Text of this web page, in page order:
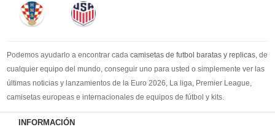
Podemos ayudarlo a encontrar cada camisetas de futbol baratas y replicas, de
cualquier equipo del mundo, conseguir uno para usted o simplemente ver las
últimas noticias y lanzamientos de la Euro 2026, La liga, Premier League,
camisetas europeas e internacionales de equipos de fútbol y kits.
Comprecamisetas de futbol baratasen la tienda deportiva más grande de
Europa. ¡Grandes ofertas en todas las camisetas del club de fútbol, ​​kits
INFORMACIÓN